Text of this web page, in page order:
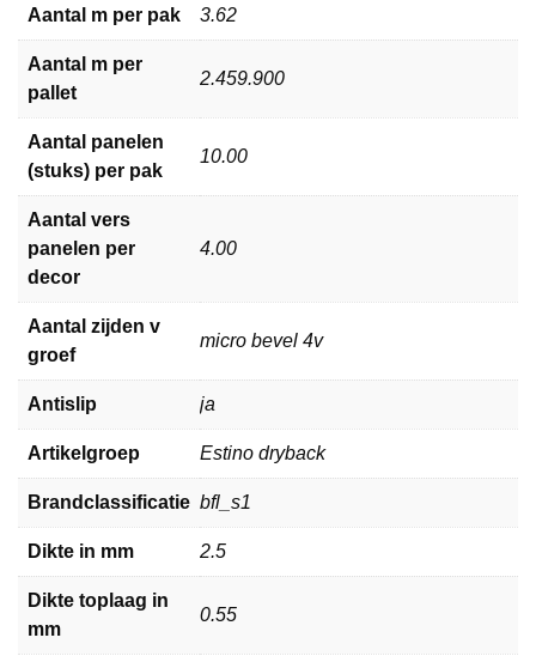
Aantal m per pak 3.62
Aantal m per
pallet
2.459.900
Aantal panelen
(stuks) per pak
10.00
Aantal vers
panelen per
decor
4.00
Aantal zijden v
groef
micro bevel 4v
Antislip ja
Artikelgroep Estino dryback
Brandclassificatie bfl_s1
Dikte in mm 2.5
Dikte toplaag in
mm
0.55